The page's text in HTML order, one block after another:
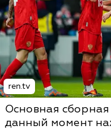
ren.tv
Основная
данный момент